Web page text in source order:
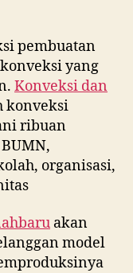
WA
0812
8969
2251
pembuatan
yang
Konveksi dan
konveksi
ribuan
organisasi,
akan
model